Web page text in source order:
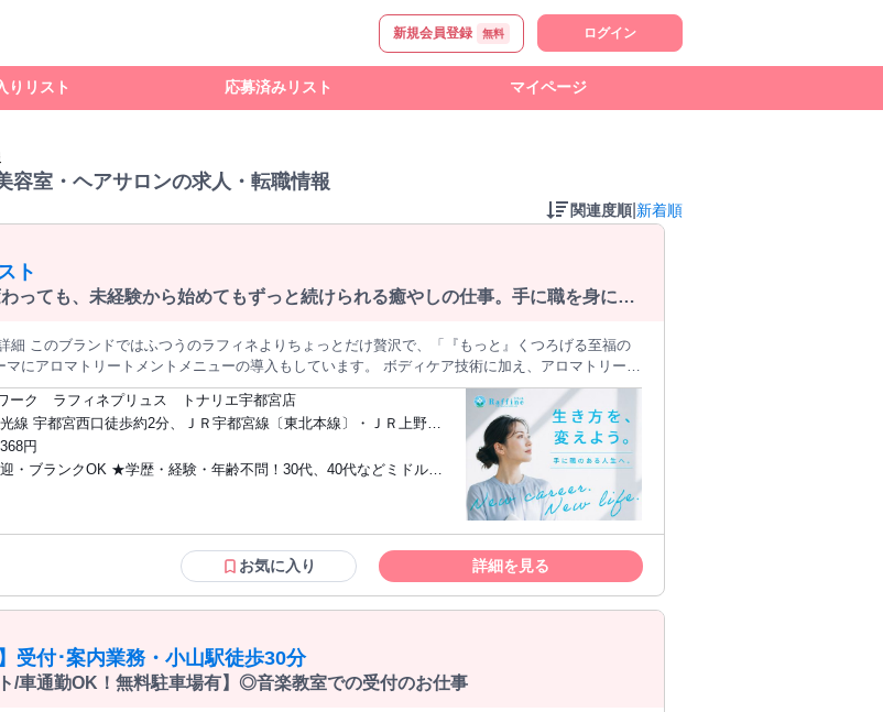
新規会員登録 無料 ログイン
りリスト 応募済みリスト マイページ
容室・ヘアサロンの求人・転職情報
関連度順 新着順
ト
っても、未経験から始めてもずっと続けられる癒やしの仕事。手に職を身につ
細 このブランドではふつうのラフィネよりちょっとだけ贅沢で、「『もっと』くつろげる至福の
マにアロマトリートメントメニューの導入もしています。 ボディケア技術に加え、アロマトリート
し全身を丁寧にほぐし、極上のリラクゼーションへと導きます。 優しい香りと自然の恵みをお体に
を感じると大変好評です。 【スキルを身に着けてなりたい自分に】 スキルUPし
下記の様な道を切り拓いています♪ ★プロとして更にキャリアUP！ 「CIBTAC」という国際ライセ
でも活躍できるプロに！ ★インストラクターとして後進の育成 お店で働きながら、研修生の育成
収入もUPします。 ★のれんわけ制度 ラフィネグループの看板を使いながら独立！不安な集客や、
り！短期的にキャリアアップができますよ♪ ＜1ヶ月でプロを目指せます＞ 今まで
ピストを輩出したラフィネグループの研修。 プロの専任講師がつきっきりで教えてくれます。 ・
・場所：各主要都市での研修センター内(東京・大阪随時開催しております) ※研修センター以外で
あり(山梨、長野、広島、宮城、沖縄など) 詳しくは面接時にご相談ください。 ・内容：体の専門知
ャル・ストレッチなど様々な癒しの技術を教えます。 ＜研修例＞ ★まずは研修前に実際
て訪問し、先輩の接客・施術を受けて頂く 「ミスカマ( ミステリーカスタマー )」を行って頂きま
あなたが ミスカマ であることは知りません！ ) シンプルにお客様となって接客や施術を体験してい
ーク ラフィネプリュス トナリエ宇都宮店
線 宇都宮西口徒歩約2分、ＪＲ宇都宮線〔東北本線〕・ＪＲ上野東
新宿ライン 宇都宮西口徒歩約2分、ＪＲ東北新幹線/ＪＲ北海道新幹
約2分 最寄駅：宇都宮駅
円
・ブランクOK ★学歴・経験・年齢不問！30代、40代などミドル世
* リラクゼーションサロン・ストレッチ/整体専門店・接骨院・リフ
ど、当てはまりそうな経験をお持ちでしたらまずはご相談くださ
あん摩マッサージ指圧師・柔道整復師などの方も活躍中。 そして、経
のお祝い金も支給！ 詳細は面接でお伝えします。 もし経験に自信の
ください！
お気に入り 詳細を見る
受付･案内業務・小山駅徒歩30分
ト/車通勤OK！無料駐車場有】◎音楽教室での受付のお仕事